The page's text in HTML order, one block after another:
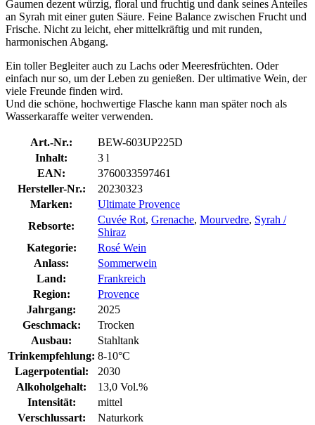
Gaumen dezent würzig, floral und fruchtig und dank seines Anteiles
an Syrah mit einer guten Säure. Feine Balance zwischen Frucht und
Frische. Nicht zu leicht, eher mittelkräftig und mit runden,
harmonischen Abgang.
Ein toller Begleiter auch zu Lachs oder Meeresfrüchten. Oder
einfach nur so, um der Leben zu genießen. Der ultimative Wein, der
viele Freunde finden wird.
Und die schöne, hochwertige Flasche kann man später noch als
Wasserkaraffe weiter verwenden.
Art.-Nr.:
BEW-603UP225D
Inhalt:
3 l
EAN:
3760033597461
Hersteller-Nr.:
20230323
Marken:
Ultimate Provence
Rebsorte:
Cuvée Rot, Grenache, Mourvedre, Syrah /
Shiraz
Kategorie:
Rosé Wein
Anlass:
Sommerwein
Land:
Frankreich
Region:
Provence
Jahrgang:
2025
Geschmack:
Trocken
Ausbau:
Stahltank
Trinkempfehlung: 8-10°C
Lagerpotential:
2030
Alkoholgehalt:
13,0 Vol.%
Intensität:
mittel
Verschlussart:
Naturkork